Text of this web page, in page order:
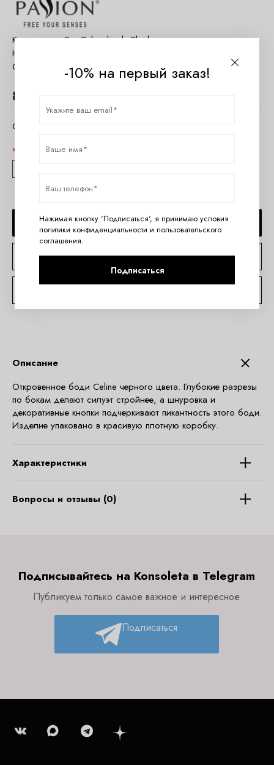
Код товара:P+_Celine body Black
Наличие:
Страна:
Польша
8440
Очистить параметры
ДОБАВИТЬ В КОРЗИНУ
КУПИТЬ В 1 КЛИК
Описание
Откровенное боди Celine черного цвета. Глубокие разрезы
по бокам делают силуэт стройнее, а шнуровка и
декоративные кнопки подчеркивают пикантность этого боди.
Изделие упаковано в красивую плотную коробку.
Характеристики
Вопросы и отзывы (0)
Подписывайтесь на Konsoleta в Telegram
Публикуем только самое важное и интересное
Подписаться
-10% на первый заказ!
Нажимая кнопку 'Подписаться', я принимаю условия
политики конфиденциальности и пользовательского
соглашения.
Подписаться